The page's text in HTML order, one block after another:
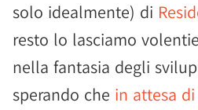
solo idealmente) di
resto lo lasciamo
nella fantasia degli
sperando che in attesa